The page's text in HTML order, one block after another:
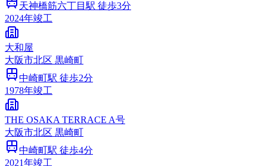
天神橋筋六丁目 駅 徒歩3分
2024年竣工
大和屋
大阪市北区 黒崎町
中崎町駅 徒歩2分
1978年竣工
THE OSAKA TERRACE A号
大阪市北区 黒崎町
中崎町駅 徒歩4分
2021年竣工